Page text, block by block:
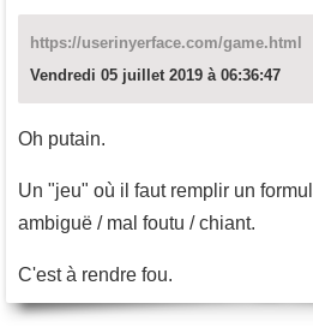
https://userinyerface.com/game.html
Vendredi 05 juillet 2019 à 06:36:47
Oh putain.
Un "jeu" où il faut remplir un
ambiguë / mal foutu / chiant.
C'est à rendre fou.